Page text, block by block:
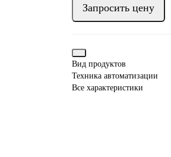
Запросить цену
Вид продуктов
Техника автоматизации
Все характеристики